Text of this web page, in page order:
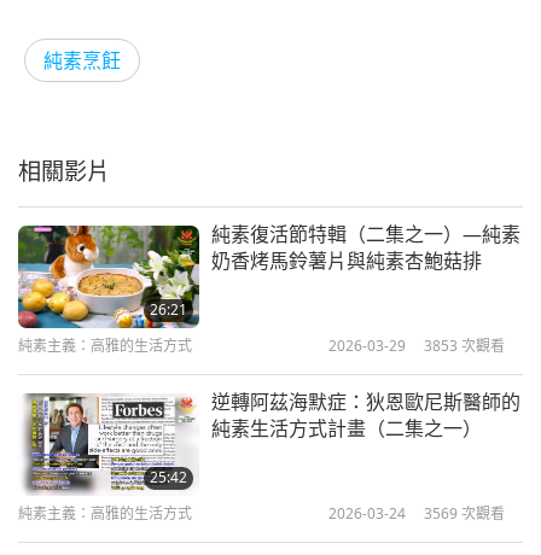
純素烹飪
相關影片
26:21
純素復活節特輯（二集之一）—純素
奶香烤馬鈴薯片與純素杏鮑菇排
純素主義：高雅的生活方式 2026-03-29 3853 次觀看
25:42
逆轉阿茲海默症：狄恩歐尼斯醫師的
純素生活方式計畫（二集之一）
純素主義：高雅的生活方式 2026-03-24 3569 次觀看